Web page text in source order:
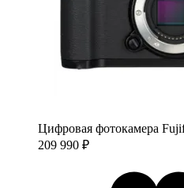
Цифровая фотокамера
209 990 ₽